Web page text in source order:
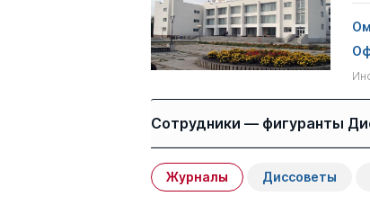
Сотрудники — фигуранты
Имя Степень
Журналы Диссоветы